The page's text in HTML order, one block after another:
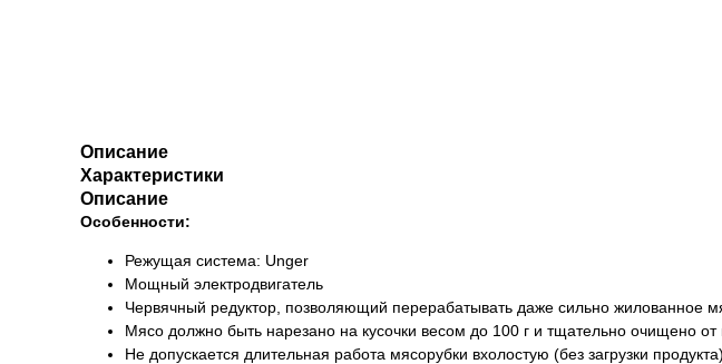
Описание
Характеристики
Описание
Особенности:
Режущая система: Unger
Мощный электродвигатель
Червячный редуктор, позволяющий перерабатывать даже сильно жилованное
Мясо должно быть нарезано на кусочки весом до 100 г и тщательно очищено от
Не допускается длительная работа мясорубки вхолостую (без загрузки